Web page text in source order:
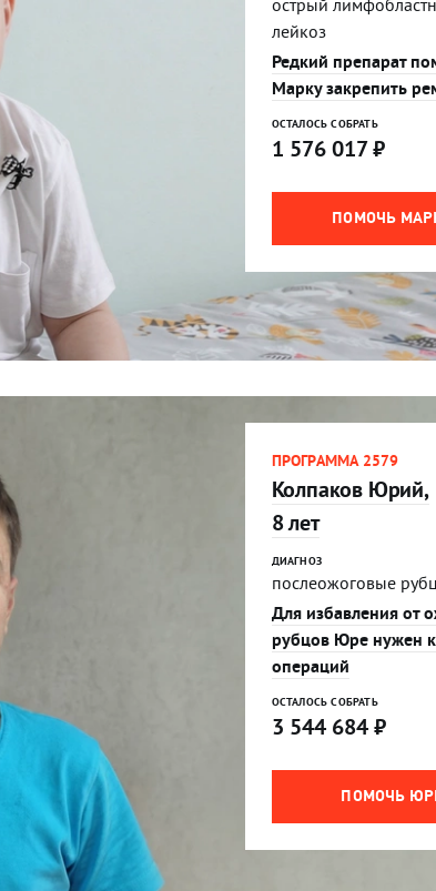
острый
лейкоз
Редкий препарат
Марку закрепить
ОСТАЛОСЬ СОБРАТЬ
1 576 017₽
ПОМОЧЬ
ПРОГРАММА 2579
Колпаков Юрий,
8 лет
ДИАГНОЗ
послеожоговые
Для избавления от
рубцов Юре нужен
операций
ОСТАЛОСЬ СОБРАТЬ
3 544 684₽
ПОМОЧЬ